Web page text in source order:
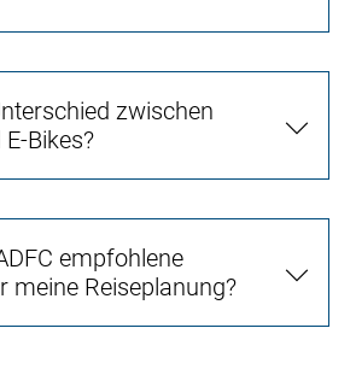
zwischen
Bikes?
empfohlene
meine Reiseplanung?